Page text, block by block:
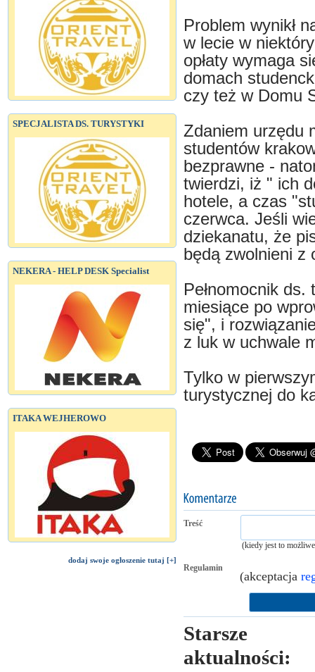
SPECJALISTA DS. TURYSTYKI
NEKERA - HELP DESK Specialist
ITAKA WEJHEROWO
dodaj swoje ogłoszenie tutaj [+]
Problem wynikł
w lecie w
opłaty wymaga
domach
czy też w Domu
Zdaniem urzędu
studentów
bezprawne -
twierdzi, iż " ich
hotele, a czas
czerwca. Jeśli
dziekanatu, że
będą zwolnieni z
Pełnomocnik
miesiące po
się", i
z luk w uchwale
Tylko w
turystycznej do
Treść
(kiedy jest to
Regulamin
(akceptacja
Starsze
aktualności: